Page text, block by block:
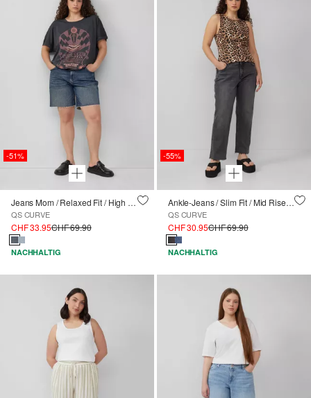
-51%
Jeans Mom / Relaxed Fit / High Rise
QS CURVE
CHF 33.95CHF 69.90
NACHHALTIG
-55%
Ankle-Jeans / Slim Fit / Mid Rise / Straight Leg
QS CURVE
CHF 30.95CHF 69.90
NACHHALTIG